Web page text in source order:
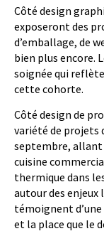
Côté design
exposeront des
d’emballage, de
bien plus encore.
soignée qui
cette cohorte.
Côté design de
variété de projets
septembre, allant
cuisine
thermique dans
autour des enjeux
témoignent
et la place que le